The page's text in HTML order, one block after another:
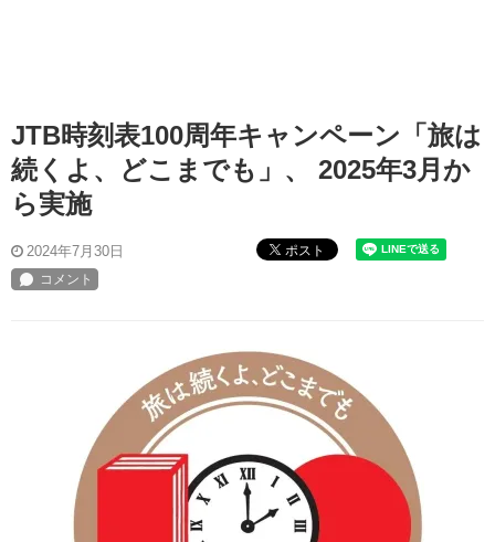
JTB時刻表100周年キャンペーン「旅は
続くよ、どこまでも」、 2025年3月か
ら実施
2024年7月30日 ポスト